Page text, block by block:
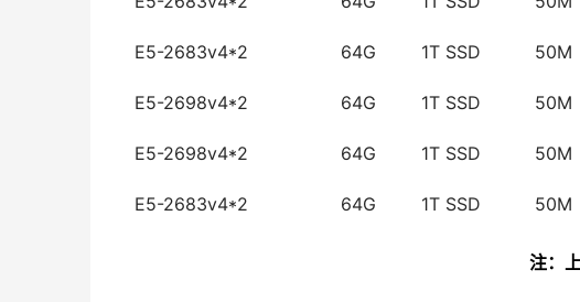
E5-2683v4*2 64G 1T SSD 50M
E5-2698v4*2 64G 1T SSD 50M
E5-2698v4*2 64G 1T SSD 50M
E5-2683v4*2 64G 1T SSD 50M
注：